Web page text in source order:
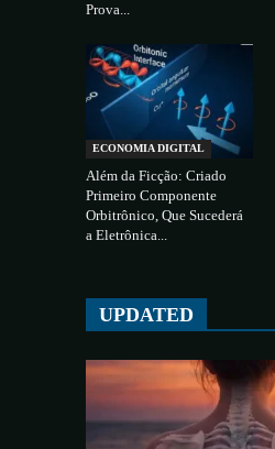
Prova...
ECONOMIA DIGITAL
Além da Ficção: Criado
Primeiro Componente
Orbitrônico, Que Sucederá
a Eletrônica...
UPDATED